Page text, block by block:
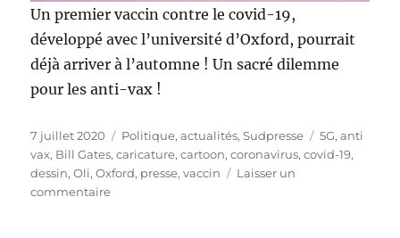
Un premier vaccin contre le covid-19,
développé avec l’université d’Oxford, pourrait
déjà arriver à l’automne ! Un sacré dilemme
pour les anti-vax !
Publié
le
7 juillet 2020 Catégories
Politique, actualités,Sudpresse Étiquettes
5G,anti
vax, Bill Gates,caricature,cartoon,coronavirus,covid-19,
dessin,Oli,Oxford, presse,vaccin
Laisser un
commentairesur